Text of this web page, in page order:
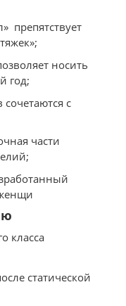
препятствует
носить
год;
с
части
класса
статической